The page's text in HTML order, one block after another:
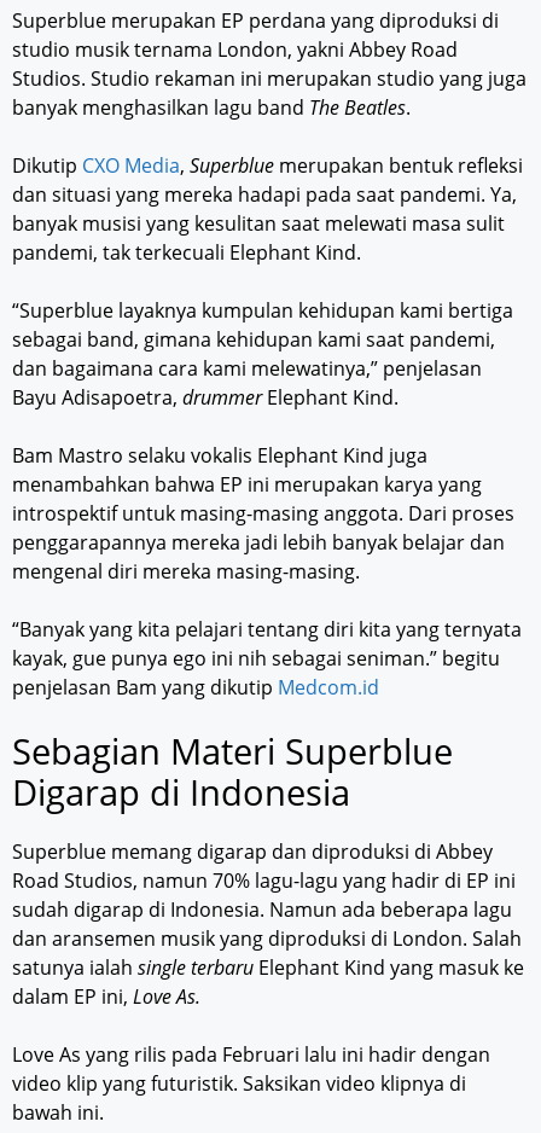
Superblue merupakan EP perdana yang diproduksi di
studio musik ternama London, yakni Abbey Road
Studios. Studio rekaman ini merupakan studio yang juga
banyak menghasilkan lagu band The Beatles.
Dikutip CXO Media, Superblue merupakan bentuk refleksi
dan situasi yang mereka hadapi pada saat pandemi. Ya,
banyak musisi yang kesulitan saat melewati masa sulit
pandemi, tak terkecuali Elephant Kind.
“Superblue layaknya kumpulan kehidupan kami bertiga
sebagai band, gimana kehidupan kami saat pandemi,
dan bagaimana cara kami melewatinya,” penjelasan
Bayu Adisapoetra, drummerElephant Kind.
Bam Mastro selaku vokalis Elephant Kind juga
menambahkan bahwa EP ini merupakan karya yang
introspektif untuk masing-masing anggota. Dari proses
penggarapannya mereka jadi lebih banyak belajar dan
mengenal diri mereka masing-masing.
“Banyak yang kita pelajari tentang diri kita yang ternyata
kayak, gue punya ego ini nih sebagai seniman.” begitu
penjelasan Bam yang dikutip Medcom.id
Sebagian Materi Superblue
Digarap di Indonesia
Superblue memang digarap dan diproduksi di Abbey
Road Studios, namun 70% lagu-lagu yang hadir di EP ini
sudah digarap di Indonesia. Namun ada beberapa lagu
dan aransemen musik yang diproduksi di London. Salah
satunya ialah single terbaru Elephant Kind yang masuk ke
dalam EP ini, Love As.
Love As yang rilis pada Februari lalu ini hadir dengan
video klip yang futuristik. Saksikan video klipnya di
bawah ini.